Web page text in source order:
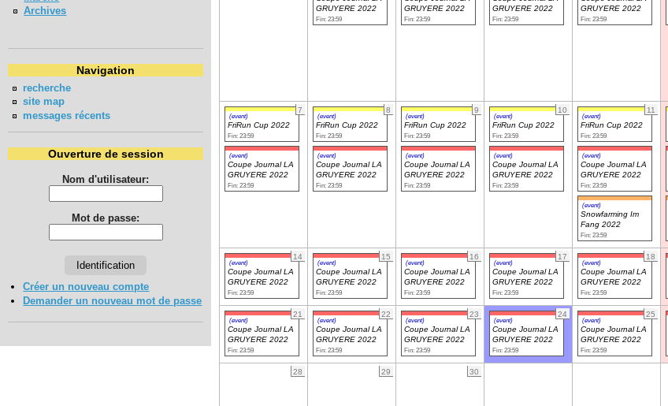
Archives
Navigation
recherche
site map
messages récents
Ouverture de session
Nom d'utilisateur:
Mot de passe:
Créer un nouveau compte
Demander un nouveau mot de passe
GRUYERE 2022
Fin: 23:59
GRUYERE 2022
Fin: 23:59
GRUYERE 2022
Fin: 23:59
GRUYERE 2022
Fin: 23:59
7
(event)
FriRun Cup 2022
Fin: 23:59
(event)
Coupe Journal LA
GRUYERE 2022
Fin: 23:59
8
(event)
FriRun Cup 2022
Fin: 23:59
(event)
Coupe Journal LA
GRUYERE 2022
Fin: 23:59
9
(event)
FriRun Cup 2022
Fin: 23:59
(event)
Coupe Journal LA
GRUYERE 2022
Fin: 23:59
10
(event)
FriRun Cup 2022
Fin: 23:59
(event)
Coupe Journal LA
GRUYERE 2022
Fin: 23:59
11
(event)
FriRun Cup 2022
Fin: 23:59
(event)
Coupe Journal LA
GRUYERE 2022
Fin: 23:59
(event)
Snowfarming Im
Fang 2022
Fin: 23:59
14
(event)
Coupe Journal LA
GRUYERE 2022
Fin: 23:59
15
(event)
Coupe Journal LA
GRUYERE 2022
Fin: 23:59
16
(event)
Coupe Journal LA
GRUYERE 2022
Fin: 23:59
17
(event)
Coupe Journal LA
GRUYERE 2022
Fin: 23:59
18
(event)
Coupe Journal LA
GRUYERE 2022
Fin: 23:59
21
(event)
Coupe Journal LA
GRUYERE 2022
Fin: 23:59
22
(event)
Coupe Journal LA
GRUYERE 2022
Fin: 23:59
23
(event)
Coupe Journal LA
GRUYERE 2022
Fin: 23:59
24
(event)
Coupe Journal LA
GRUYERE 2022
Fin: 23:59
25
(event)
Coupe Journal LA
GRUYERE 2022
Fin: 23:59
28 29 30